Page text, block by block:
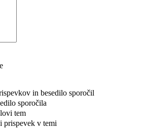
in besedilo sporočil
sporočila
tem
prispevek v temi